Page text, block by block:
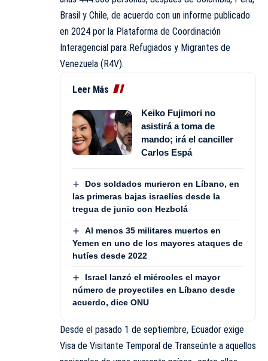
Brasil y Chile, de acuerdo con un informe publicado
en 2024 por la Plataforma de Coordinación
Interagencial para Refugiados y Migrantes de
Venezuela (R4V).
Leer Más
Keiko Fujimori no
asistirá a toma de
mando; irá el canciller
Carlos Espá
Dos soldados murieron en Líbano, en
las primeras bajas israelíes desde la
tregua de junio con Hezbolá
Al menos 35 militares muertos en
Yemen en uno de los mayores ataques de
hutíes desde 2022
Israel lanzó el miércoles el mayor
número de proyectiles en Líbano desde
acuerdo, dice ONU
Desde el pasado 1 de septiembre, Ecuador exige
Visa de Visitante Temporal de Transeúnte a aquellos